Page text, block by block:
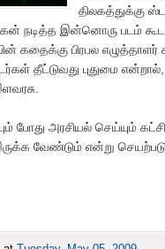
திலகத்துக்கு
நடித்த இன்னொரு படம்
கதைக்கு பிரபல
புதுமை என்றால்,
போது அரசியல் செய்யும்
வேண்டும் என்று